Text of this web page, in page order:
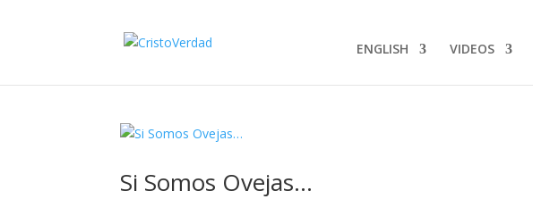
ENGLISH VIDEOS
Si Somos Ovejas…